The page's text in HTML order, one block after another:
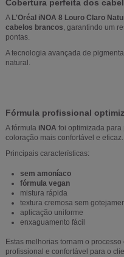
Cobertura perfeita dos
A L'Oréal iNOA 8 Louro Claro
cabelos brancos, garantindo um
pontas.
A tecnologia avançada de
natural.
Fórmula profissional
A fórmula iNOA foi optimizada
coloração mais confortável e eficaz.
Principais características:
sem amoníaco
fórmula vegan
mistura rápida
textura cremosa sem
aplicação uniforme
enxaguamento fácil
Estas melhorias tornam o
profissional e confortável para o